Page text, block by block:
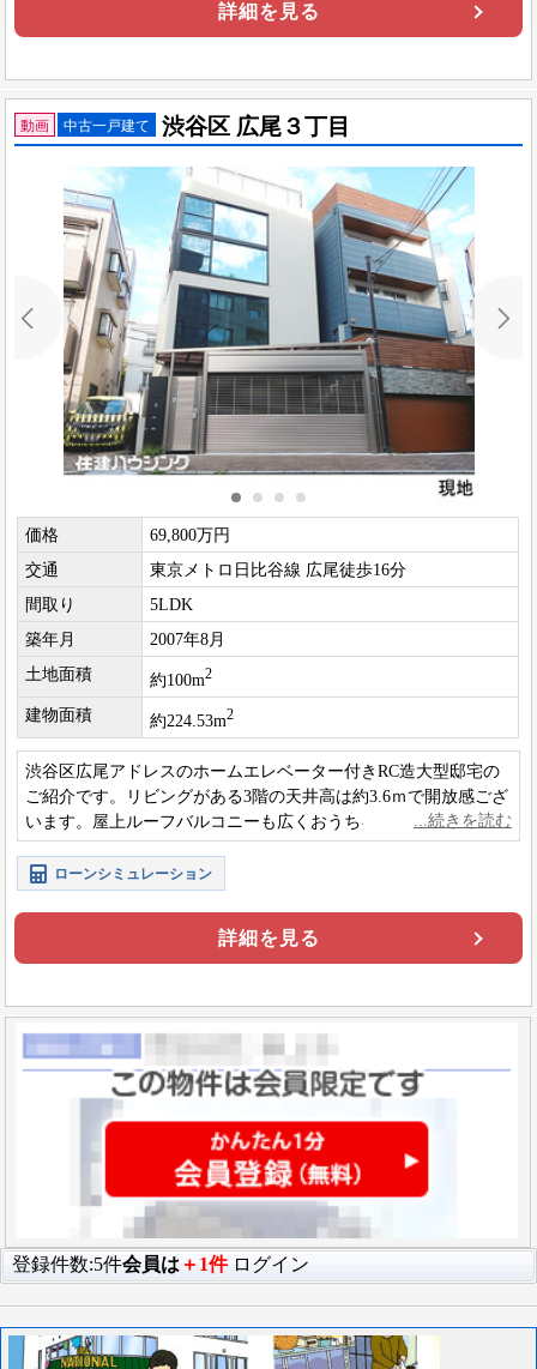
詳細を見る
動画 中古一戸建て 渋谷区 広尾３丁目
価格
69,800万円
交通
東京メトロ日比谷線 広尾徒歩16分
間取り
5LDK
築年月
2007年8月
土地面積
約100m2
建物面積 約224.53m2
渋谷区広尾アドレスのホームエレベーター付きRC造大型邸宅の
ご紹介です。リビングがある3階の天井高は約3.6ｍで開放感ござ
います。屋上ルーフバルコニーも広くおうちキャンプ等も楽し
めます。全室８帖以上の圧巻の5LDKです！
ローンシミュレーション
詳細を見る
登録件数:5件会員は ＋1件 ログイン